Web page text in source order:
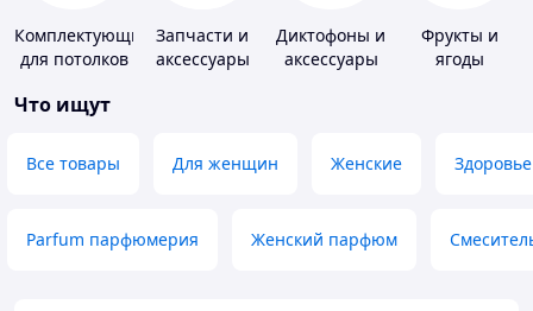
Комплектующие
для потолков
Запчасти и
аксессуары
Диктофоны и
аксессуары
Фрукты и
ягоды
Что ищут
Все товары Для женщин Женские Здоровье
Parfum парфюмерия Женский парфюм